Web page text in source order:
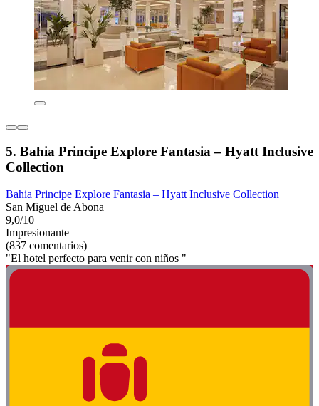
5. Bahia Principe Explore Fantasia – Hyatt Inclusive
Collection
Bahia Principe Explore Fantasia – Hyatt Inclusive Collection
San Miguel de Abona
9,0/10
Impresionante
(837 comentarios)
"El hotel perfecto para venir con niños "